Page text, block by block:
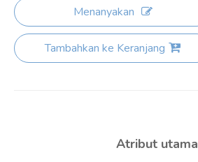
Menanyakan
Tambahkan ke Keranjang
Atribut utama